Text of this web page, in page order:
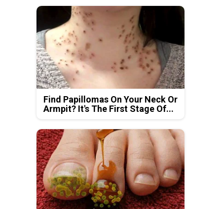
Find Papillomas On Your Neck Or
Armpit? It's The First Stage Of...